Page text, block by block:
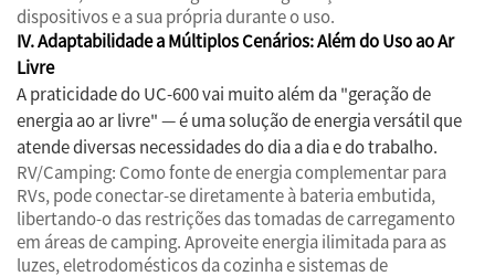
dispositivos e a sua própria durante o uso.
IV. Adaptabilidade a Múltiplos Cenários: Além do Uso ao Ar
Livre
A praticidade do UC-600 vai muito além da "geração de
energia ao ar livre" — é uma solução de energia versátil que
atende diversas necessidades do dia a dia e do trabalho.
RV/Camping: Como fonte de energia complementar para
RVs, pode conectar-se diretamente à bateria embutida,
libertando-o das restrições das tomadas de carregamento
em áreas de camping. Aproveite energia ilimitada para as
luzes, eletrodomésticos da cozinha e sistemas de